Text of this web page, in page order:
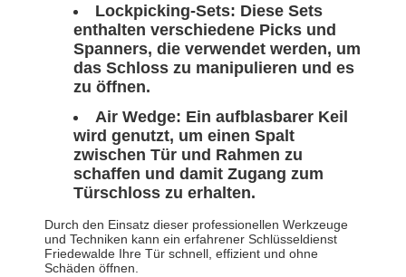
Lockpicking-Sets: Diese Sets
enthalten verschiedene Picks und
Spanners, die verwendet werden, um
das Schloss zu manipulieren und es
zu öffnen.
Air Wedge: Ein aufblasbarer Keil
wird genutzt, um einen Spalt
zwischen Tür und Rahmen zu
schaffen und damit Zugang zum
Türschloss zu erhalten.
Durch den Einsatz dieser professionellen Werkzeuge
und Techniken kann ein erfahrener Schlüsseldienst
Friedewalde Ihre Tür schnell, effizient und ohne
Schäden öffnen.